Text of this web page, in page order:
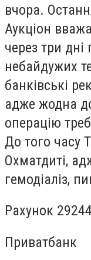
вчора.
Аукціон
через три дні
небайдужих
банківські
адже жодна
операцію
До того часу
Охматдиті,
гемодіаліз,
Рахунок
Приватбанк